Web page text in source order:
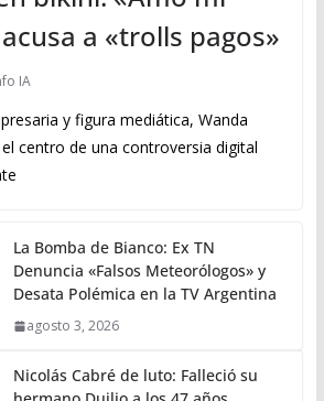
a «trolls pagos»
IA
y figura mediática, Wanda
centro de una controversia digital
La Bomba de Bianco: Ex TN
Denuncia «Falsos Meteorólogos» y
Desata Polémica en la TV Argentina
agosto 3, 2026
Nicolás Cabré de luto: Falleció su